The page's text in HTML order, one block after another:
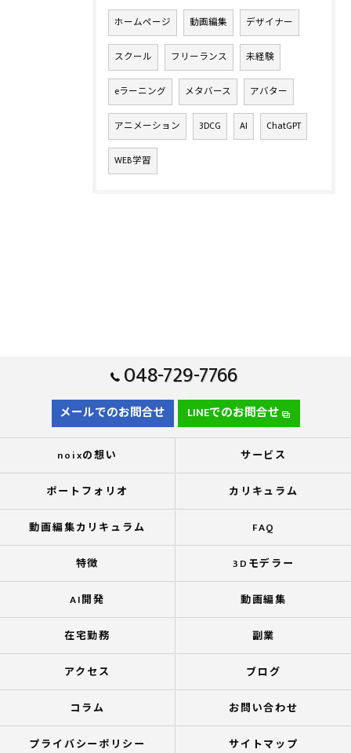
ホームページ 動画編集 デザイナー
スクール フリーランス 未経験
eラーニング メタバース アバター
アニメーション 3DCG AI ChatGPT
WEB学習
048-729-7766
メールでのお問合せ LINEでのお問合せ
noixの想い サービス
ポートフォリオ カリキュラム
動画編集カリキュラム FAQ
特徴 3Dモデラー
AI開発 動画編集
在宅勤務 副業
アクセス ブログ
コラム お問い合わせ
プライバシーポリシー サイトマップ